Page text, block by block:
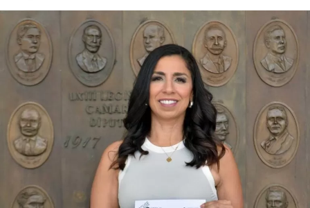
Durante su encargo en la Cámara Alta, Gino Segura centró
su agenda legislativa en iniciativas orientadas a
robustecer el desarrollo económico, la sustentabilidad
turística y la equidad social. Sin embargo, enfatizó que la
coyuntura actual exige priorizar la organización comunitaria
para asegurar la continuidad del proyecto político en la
región sureste del país.
Con esta determinación, el senador abre una etapa
decisiva en su trayectoria pública, apostando por una